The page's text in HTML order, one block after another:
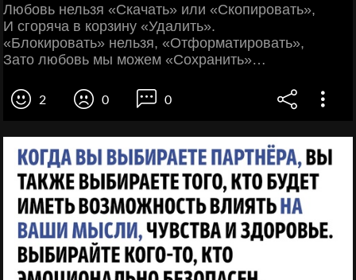
Любовь нельзя «Скачать» или «Скопировать»,
И сгоряча в корзину «Удалить».
«Блокировать» нельзя, «Отформатировать»,
Зато любовь мы можем «Сохранить»…
2 0 0